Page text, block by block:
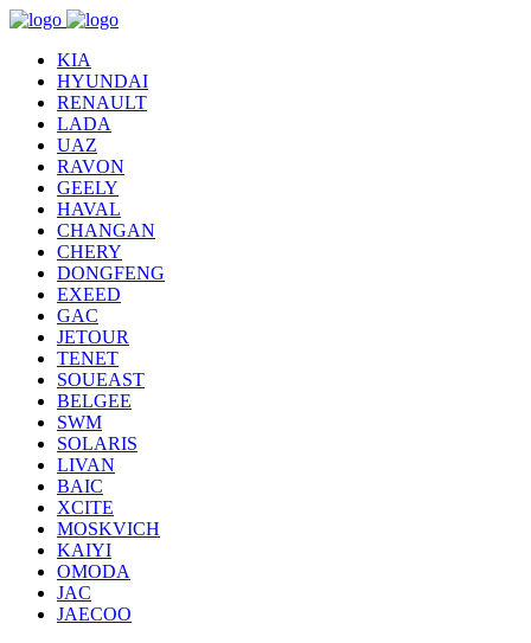
KIA
HYUNDAI
RENAULT
LADA
UAZ
RAVON
GEELY
HAVAL
CHANGAN
CHERY
DONGFENG
EXEED
GAC
JETOUR
TENET
SOUEAST
BELGEE
SWM
SOLARIS
LIVAN
BAIC
XCITE
MOSKVICH
KAIYI
OMODA
JAC
JAECOO